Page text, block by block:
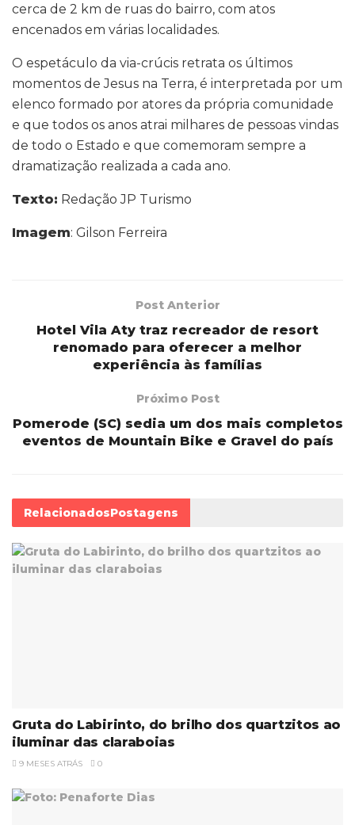
cerca de 2 km de ruas do bairro, com atos
encenados em várias localidades.
O espetáculo da via-crúcis retrata os últimos
momentos de Jesus na Terra, é interpretada por um
elenco formado por atores da própria comunidade
e que todos os anos atrai milhares de pessoas vindas
de todo o Estado e que comemoram sempre a
dramatização realizada a cada ano.
Texto: Redação JP Turismo
Imagem: Gilson Ferreira
Post Anterior
Hotel Vila Aty traz recreador de resort
renomado para oferecer a melhor
experiência às famílias
Próximo Post
Pomerode (SC) sedia um dos mais completos
eventos de Mountain Bike e Gravel do país
RelacionadosPostagens
Gruta do Labirinto, do brilho dos quartzitos ao
iluminar das claraboias
9 MESES ATRÁS 0